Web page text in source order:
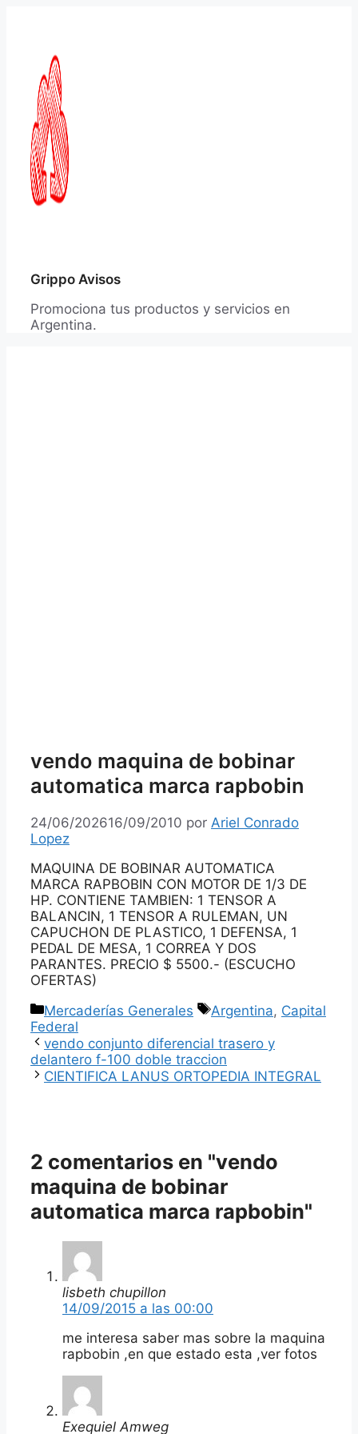
Grippo Avisos
Promociona tus productos y servicios en
Argentina.
vendo maquina de bobinar
automatica marca rapbobin
24/06/202616/09/2010 por Ariel Conrado
Lopez
MAQUINA DE BOBINAR AUTOMATICA
MARCA RAPBOBIN CON MOTOR DE 1/3 DE
HP. CONTIENE TAMBIEN: 1 TENSOR A
BALANCIN, 1 TENSOR A RULEMAN, UN
CAPUCHON DE PLASTICO, 1 DEFENSA, 1
PEDAL DE MESA, 1 CORREA Y DOS
PARANTES. PRECIO $ 5500.- (ESCUCHO
OFERTAS)
Categorías
Mercaderías Generales Etiquetas
Argentina, Capital
Federal
vendo conjunto diferencial trasero y
delantero f-100 doble traccion
CIENTIFICA LANUS ORTOPEDIA INTEGRAL
2 comentarios en "vendo
maquina de bobinar
automatica marca rapbobin"
lisbeth chupillon
14/09/2015 a las 00:00
me interesa saber mas sobre la maquina
rapbobin ,en que estado esta ,ver fotos
Exequiel Amweg